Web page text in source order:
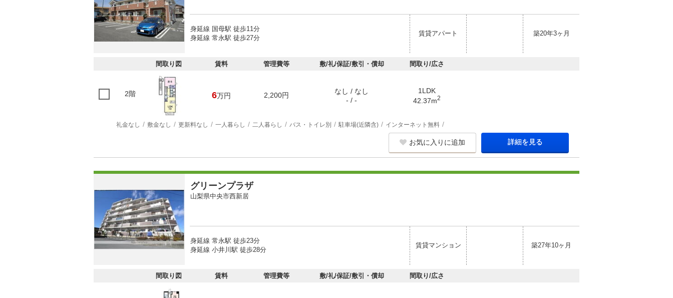
身延線 国母駅 徒歩11分
身延線 常永駅 徒歩27分
賃貸アパート 築20年3ヶ月
間取り図 賃料 管理費等 敷/礼/保証/敷引・償却 間取り/広さ
2階 6万円 2,200円
なし / なし
- / -
1LDK
42.37m2
礼金なし 敷金なし 更新料なし 一人暮らし 二人暮らし バス・トイレ別 駐車場(近隣含) インターネット無料
お気に入りに追加 詳細を見る
グリーンプラザ
山梨県中央市西新居
身延線 常永駅 徒歩23分
身延線 小井川駅 徒歩28分
賃貸マンション 築27年10ヶ月
間取り図 賃料 管理費等 敷/礼/保証/敷引・償却 間取り/広さ